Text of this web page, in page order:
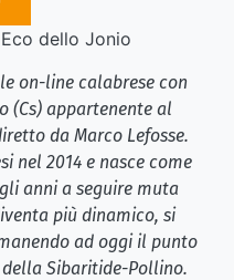
dello Jonio
on-line calabrese con
(Cs) appartenente al
da Marco Lefosse.
nel 2014 e nasce come
anni a seguire muta
più dinamico, si
ad oggi il punto
Sibaritide-Pollino.